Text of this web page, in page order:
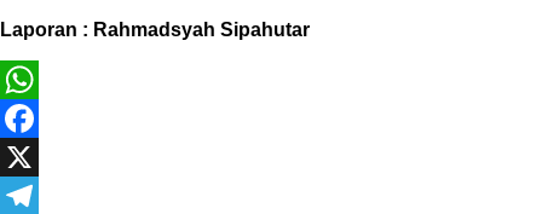
Laporan : Rahmadsyah Sipahutar
WhatsApp
Facebook
X